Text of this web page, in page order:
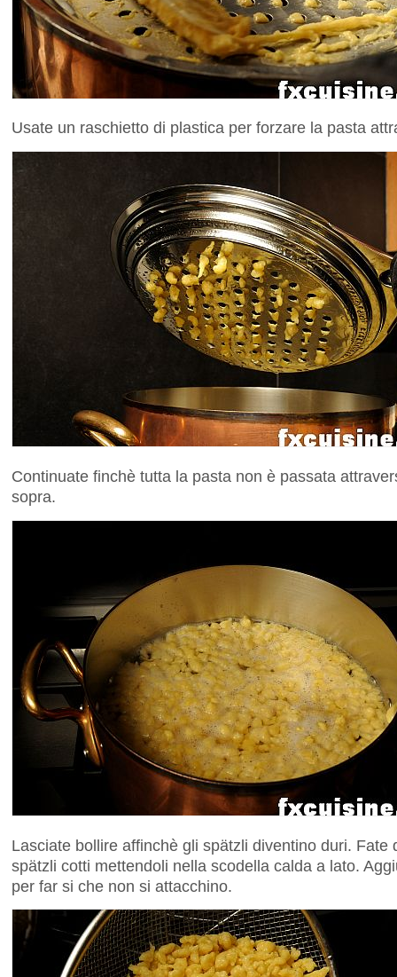
Usate un raschietto di plastica per forzare la pasta
Continuate finchè tutta la pasta non è passata
sopra.
Lasciate bollire affinchè gli spätzli diventino duri. Fate
spätzli cotti mettendoli nella scodella calda a lato.
per far si che non si attacchino.